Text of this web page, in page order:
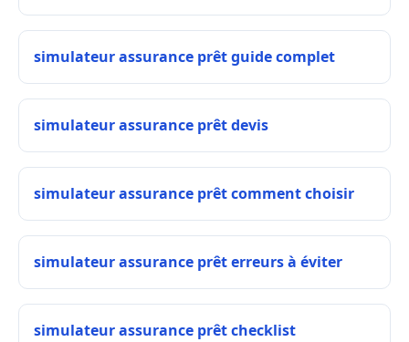
simulateur assurance prêt guide complet
simulateur assurance prêt devis
simulateur assurance prêt comment choisir
simulateur assurance prêt erreurs à éviter
simulateur assurance prêt checklist